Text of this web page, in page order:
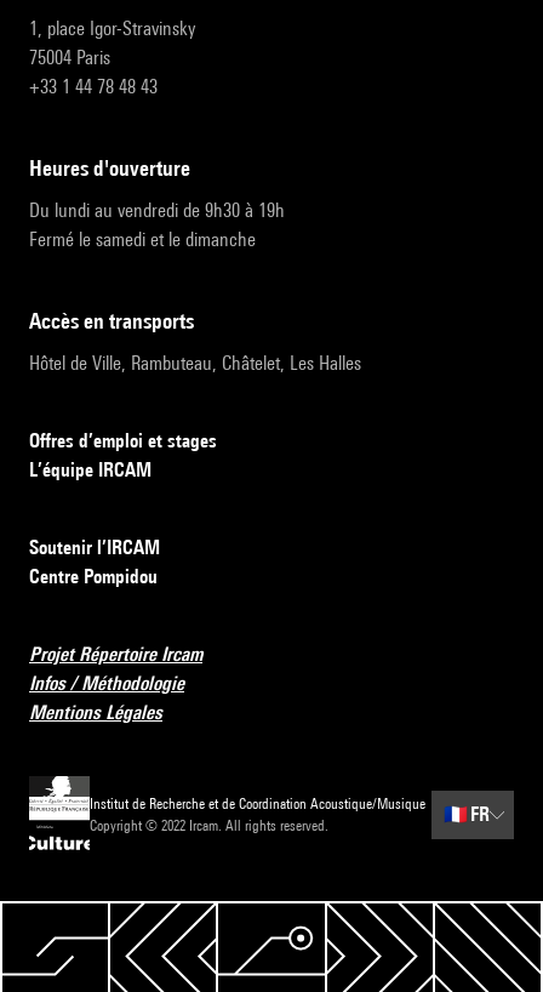
1, place Igor-Stravinsky
75004 Paris
+33 1 44 78 48 43
heures d'ouverture
Du lundi au vendredi de 9h30 à 19h
Fermé le samedi et le dimanche
accès en transports
Hôtel de Ville, Rambuteau, Châtelet, Les Halles
Offres d’emploi et stages
L’équipe IRCAM
Soutenir l’IRCAM
Centre Pompidou
Projet Répertoire Ircam
Infos / Méthodologie
Mentions Légales
Institut de Recherche et de Coordination Acoustique/Musique
Copyright © 2022 Ircam. All rights reserved.
🇫🇷 FR